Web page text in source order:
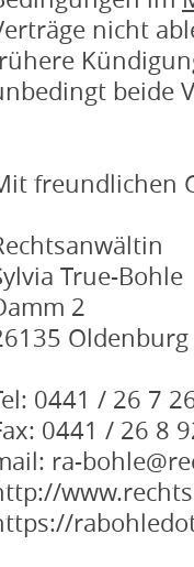
nicht
beide
freundlichen
True-Bohle
2
Oldenburg
0441 / 26 7
0441 / 26 8
ra-